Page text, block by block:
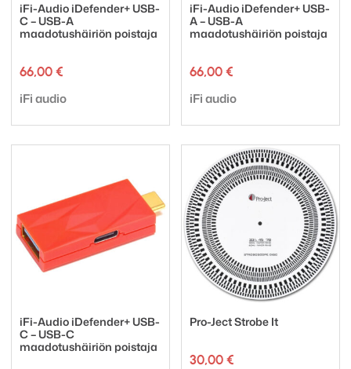
iFi-Audio iDefender+ USB-
C – USB-A
maadotushäiriön poistaja
66,00 €
Tuotemerkki:
iFi audio
iFi-Audio iDefender+ USB-
A – USB-A
maadotushäiriön poistaja
66,00 €
Tuotemerkki:
iFi audio
iFi-Audio iDefender+ USB-
C – USB-C
maadotushäiriön poistaja
Pro-Ject Strobe It
30,00 €